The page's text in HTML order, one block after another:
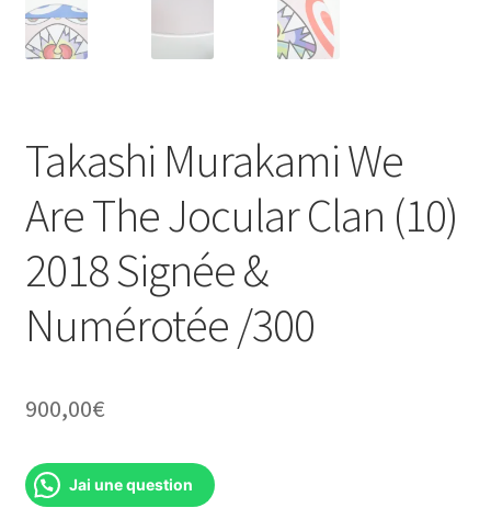
Takashi Murakami We
Are The Jocular Clan (10)
2018 Signée &
Numérotée /300
900,00€
Jai une question